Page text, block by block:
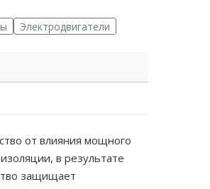
Электродвигатели
от влияния мощного
в результате
защищает